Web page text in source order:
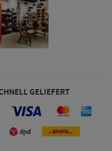
GELIEFERT